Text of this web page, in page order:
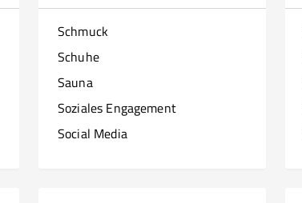
Schmuck
Schuhe
Sauna
Soziales Engagement
Social Media